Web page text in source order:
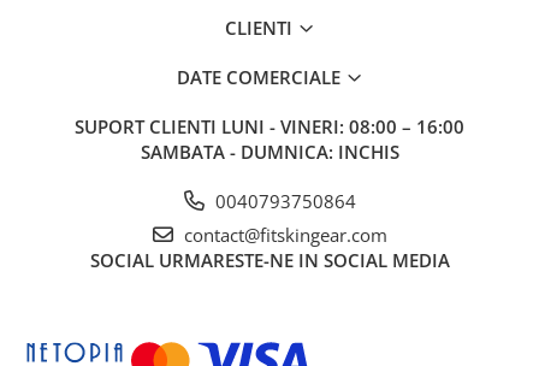
CLIENTI
DATE COMERCIALE
SUPORT CLIENTI LUNI - VINERI: 08:00 – 16:00
SAMBATA - DUMNICA: INCHIS
0040793750864
contact@fitskingear.com
SOCIAL URMARESTE-NE IN SOCIAL MEDIA